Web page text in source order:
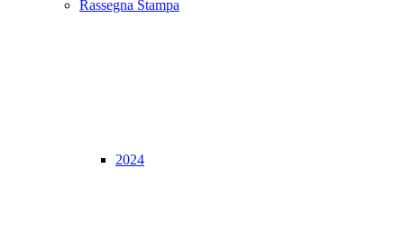
Rassegna Stampa
2024